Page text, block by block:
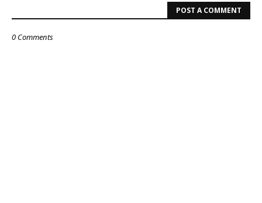
POST A COMMENT
0 Comments